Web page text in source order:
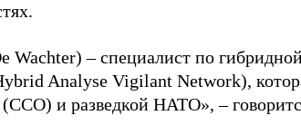
Wachter) – специалист по
Analyse Vigilant Network),
и разведкой НАТО», –